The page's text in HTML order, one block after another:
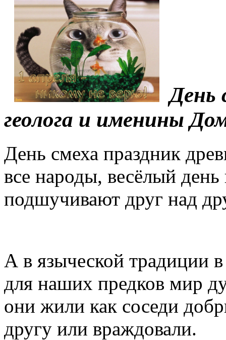
День
геолога и именины
День смеха праздник
все народы, весёлый
подшучивают друг над
А в языческой традиции
для наших предков мир
они жили как соседи
другу или враждовали.